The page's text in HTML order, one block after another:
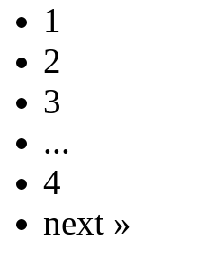
1
2
3
...
4
next »